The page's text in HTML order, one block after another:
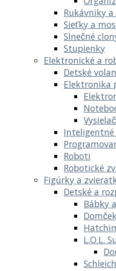
Rukávniky
Sieťky a
Slnečné
Stupienky
Elektronické a
Detské
Elektronika
Roboti
Robotické
Figúrky a
Detské a
Bábky
L.O.L.
Schleich